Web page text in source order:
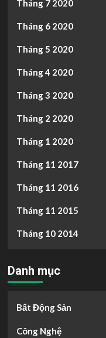
Tháng 7 2020
Tháng 6 2020
Tháng 5 2020
Tháng 4 2020
Tháng 3 2020
Tháng 2 2020
Tháng 1 2020
Tháng 11 2017
Tháng 11 2016
Tháng 11 2015
Tháng 10 2014
Danh mục
Bất Động Sản
Công Nghệ